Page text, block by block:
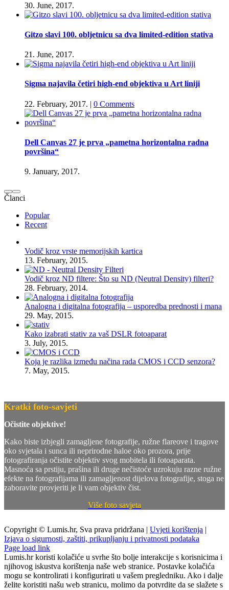
30. June, 2017.
Gitzo slavi 100. obljetnicu sa dva limited-edition stativa
21. June, 2017.
Sigma najavila četiri high-end objektiva u Art liniji
22. February, 2017. | 0 Comments
Dell Canvas 27 je prva „pametna horizontalna radna
površina“
9. January, 2017.
Članci
Popular
Recent
Vodič kroz vrste memorijskih kartica
13. February, 2015.
Vodič kroz ND filtere: Što su ND (Neutral Density) filteri?
28. February, 2014.
Analogna i digitalna fotografija – usporedba prednosti i mana
29. May, 2015.
Kako izabrati stativ za vaš DSLR fotoaparat
3. July, 2015.
Koja je razlika između načina rada CMOS i CCD senzora?
7. May, 2015.
Kratki foto-savjeti
Očistite objektive!
Kako biste izbjegli zamagljene fotografije, ružne flareove i tragove
oko svjetala i sunca ili neprirodne haloe oko prozora, prije
fotografiranja očistite objektiv svog mobitela ili fotoaparata.
Masnoća sa prstiju, prašina ili druge nečistoće uzrokuju razne ružne
efekte na fotografijama ili zamagljenost dijelova fotografije, stoga ne
zaboravite provjeriti je li vam objektiv čist.
Više foto savjeta
Copyright © Lumis.hr, Sva prava pridržana | Uvjeti korištenja |
Izjava o sigurnosti, zaštiti, prikupljanju i privatnosti podataka
Page load link
Lumis.hr koristi kolačiće u svrhe što bolje interakcije s korisnicima i
njihovog iskustva korištenja naše web stranice. Postavke kolačića
mogu se kontrolirati i konfigurirati u vašem pregledniku. Ako i dalje
želite koristiti našu web stranicu, molimo da potvrdite da se slažete s